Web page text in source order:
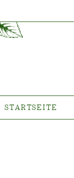
STARTSEITE